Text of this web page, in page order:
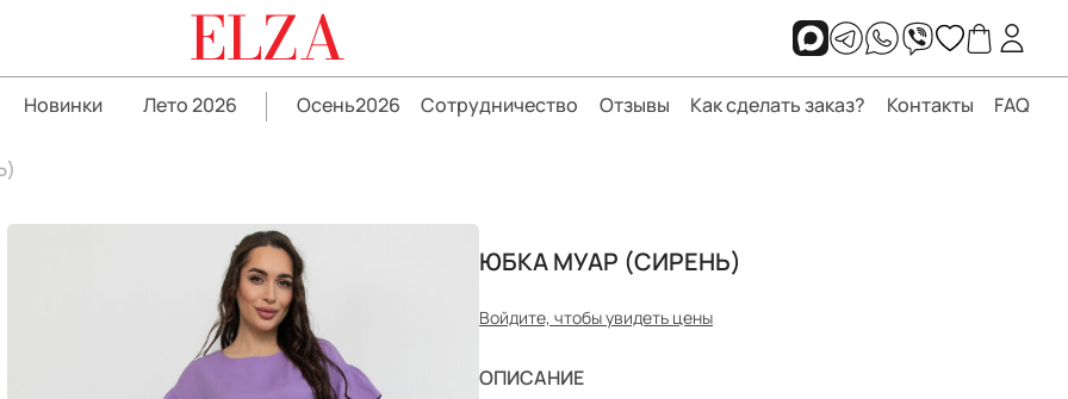
ELZA
Новинки Лето 2026 Осень2026 Сотрудничество Отзывы Как сделать заказ? Контакты FAQ
ЮБКА МУАР (СИРЕНЬ)
Войдите, чтобы увидеть цены
ОПИСАНИЕ